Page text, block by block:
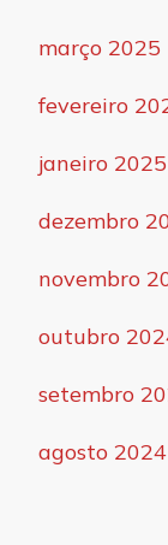
março 2025
fevereiro
janeiro 2025
dezembro
novembro
outubro
setembro
agosto 2024